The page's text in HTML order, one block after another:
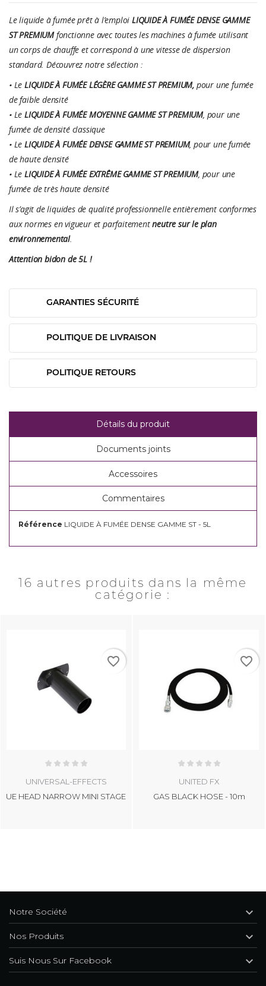
Le liquide à fumée prêt à l’emploi LIQUIDE À FUMÉE DENSE GAMME
ST PREMIUMfonctionne avec toutes les machines à fumée utilisant
un corps de chauffe et correspond à une vitesse de dispersion
standard. Découvrez notre sélection :
• Le LIQUIDE À FUMÉE LÉGÈRE GAMME STPREMIUM, pour une fumée
de faible densité
• Le LIQUIDE À FUMÉE MOYENNE GAMME STPREMIUM, pour une
fumée de densité classique
• Le LIQUIDE À FUMÉE DENSE GAMME STPREMIUM, pour une fumée
de haute densité
• Le LIQUIDE À FUMÉE EXTRÊME GAMME STPREMIUM, pour une
fumée de très haute densité
Il s’agit de liquides de qualité professionnelle entièrement conformes
aux normes en vigueur et parfaitementneutre sur le plan
environnemental.
Attention bidon de 5L !
GARANTIES SÉCURITÉ
POLITIQUE DE LIVRAISON
POLITIQUE RETOURS
Détails du produit
Documents joints
Accessoires
Commentaires
Référence LIQUIDE À FUMÉE DENSE GAMME ST - 5L
16 autres produits dans la même
catégorie :
UNIVERSAL-EFFECTS
UE HEAD NARROW MINI STAGE
favorite_border
UNITED FX
GAS BLACK HOSE - 10m
favorite_border
Notre Société 
Nos Produits 
Suis Nous Sur Facebook 